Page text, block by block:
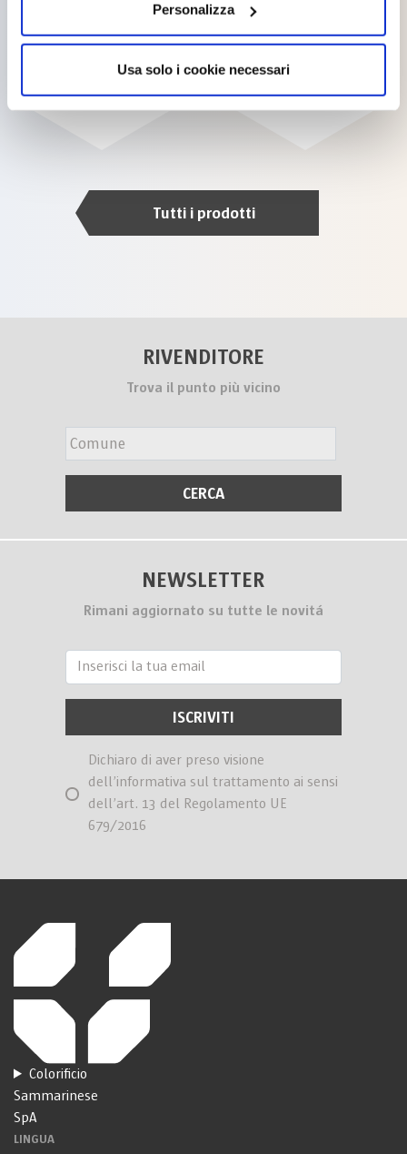
Personalizza
Usa solo i cookie necessari
SOLISTA OPACO SOLISTA SATINATO
Tutti i prodotti
RIVENDITORE
Trova il punto più vicino
NEWSLETTER
Rimani aggiornato su tutte le novitá
Dichiaro di aver preso visione
dell’informativa sul trattamento ai sensi
dell’art. 13 del Regolamento UE
679/2016
Colorificio
Sammarinese
SpA
LINGUA